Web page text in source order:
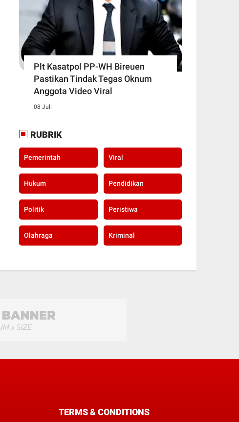
Plt Kasatpol PP-WH Bireuen
Pastikan Tindak Tegas Oknum
Anggota Video Viral
08 Juli
RUBRIK
Pemerintah Viral
Hukum Pendidikan
Politik Peristiwa
Olahraga Kriminal
TERMS & CONDITIONS